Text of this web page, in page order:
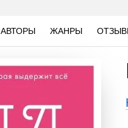
АВТОРЫ ЖАНРЫ